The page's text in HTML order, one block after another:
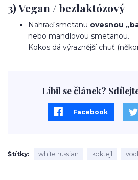
3) Vegan / bezlaktózový
Nahraď smetanu ovesnou
nebo mandlovou smetanou.
Kokos dá výraznější chuť
Líbil se článek?
Facebook
Štítky white russian koktejl